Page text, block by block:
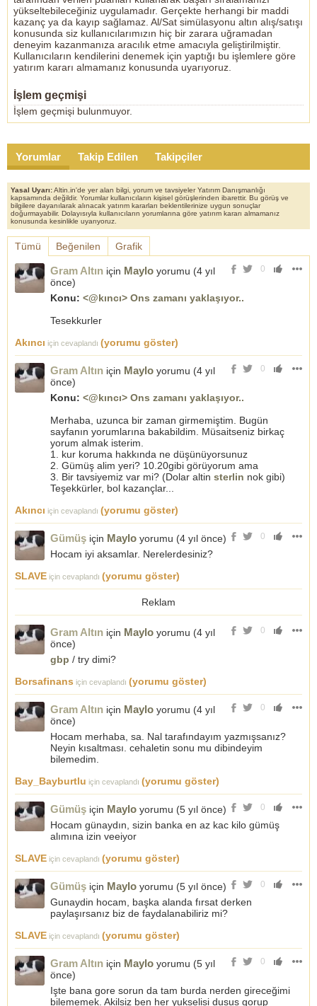
yükseltebileceğiniz uygulamadır. Gerçekte herhangi bir maddi
kazanç ya da kayıp sağlamaz. Al/Sat simülasyonu altın alış/satışı
konusunda siz kullanıcılarımızın hiç bir zarara uğramadan
deneyim kazanmanıza aracılık etme amacıyla geliştirilmiştir.
Kullanıcıların kendilerini denemek için yaptığı bu işlemlere göre
yatırım kararı almamanız konusunda uyarıyoruz.
İşlem geçmişi
İşlem geçmişi bulunmuyor.
Yorumlar Takip Edilen Takipçiler
Yasal Uyarı:Altin.in'de yer alan bilgi, yorum ve tavsiyeler Yatırım Danışmanlığı
kapsamında değildir. Yorumlar kullanıcıların kişisel görüşlerinden ibarettir. Bu görüş ve
bilgilere dayanılarak alınacak yatırım kararları beklentilerinize uygun sonuçlar
doğurmayabilir. Dolayısıyla kullanıcıların yorumlarına göre yatırım kararı almamanız
konusunda kesinlikle uyarıyoruz.
Tümü Beğenilen Grafik
0
Gram Altın için Maylo yorumu (4 yıl
önce)
Konu: <@kıncı> Ons zamanı yaklaşıyor..
Tesekkurler
Akıncı için cevaplandı (yorumu göster)
0
Gram Altın için Maylo yorumu (4 yıl
önce)
Konu: <@kıncı> Ons zamanı yaklaşıyor..
Merhaba, uzunca bir zaman girmemiştim. Bugün
sayfanın yorumlarına bakabildim. Müsaitseniz birkaç
yorum almak isterim.
1. kur koruma hakkında ne düşünüyorsunuz
2. Gümüş alim yeri? 10.20gibi görüyorum ama
3. Bir tavsiyemiz var mi? (Dolar altin sterlin nok gibi)
Teşekkürler, bol kazançlar...
Akıncı için cevaplandı (yorumu göster)
0
Gümüş için Maylo yorumu (4 yıl önce)
Hocam iyi aksamlar. Nerelerdesiniz?
SLAVE için cevaplandı (yorumu göster)
Reklam
0
Gram Altın için Maylo yorumu (4 yıl
önce)
gbp / try dimi?
Borsafinans için cevaplandı (yorumu göster)
0
Gram Altın için Maylo yorumu (4 yıl
önce)
Hocam merhaba, sa. Nal tarafındayım yazmışsanız?
Neyin kısaltması. cehaletin sonu mu dibindeyim
bilemedim.
Bay_Bayburtlu için cevaplandı (yorumu göster)
0
Gümüş için Maylo yorumu (5 yıl önce)
Hocam günaydın, sizin banka en az kac kilo gümüş
alımına izin veeiyor
SLAVE için cevaplandı (yorumu göster)
0
Gümüş için Maylo yorumu (5 yıl önce)
Gunaydin hocam, başka alanda fırsat derken
paylaşırsanız biz de faydalanabiliriz mi?
SLAVE için cevaplandı (yorumu göster)
0
Gram Altın için Maylo yorumu (5 yıl
önce)
Işte bana gore sorun da tam burda nerden gireceğimi
bilememek. Akilsiz ben her yukselisi dusus gorup